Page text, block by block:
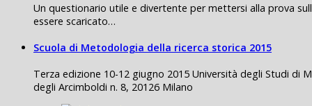
Un questionario utile e divertente per mettersi alla prova
essere scaricato…
Scuola di Metodologia della ricerca storica 2015
Terza edizione 10-12 giugno 2015 Università degli Studi di
degli Arcimboldi n. 8, 20126 Milano